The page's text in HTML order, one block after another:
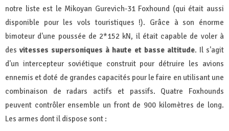
notre liste est le Mikoyan Gurevich-31 Foxhound (qui était aussi
disponible pour les vols touristiques !). Grâce à son énorme
bimoteur d'une poussée de 2*152 kN, il était capable de voler à
desvitesses supersoniques à haute et basse altitude. Il s'agit
d'un intercepteur soviétique construit pour détruire les avions
ennemis et doté de grandes capacités pour le faire en utilisant une
combinaison de radars actifs et passifs. Quatre Foxhounds
peuvent contrôler ensemble un front de 900 kilomètres de long.
Les armes dont il dispose sont :